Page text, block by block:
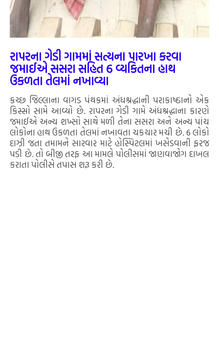
રાપરના ગેડી ગામમાં સત્યના પારખા કરવા
જમાઈએ સસરા સહિત 6 વ્યકિતના હાથ
ઉકળતા તેલમાં નખાવ્યા
કચ્છ જિલ્લાના વાગડ પંથકમાં અંધશ્રદ્ધાની પરાકાષ્ઠાનો એક
કિસ્સો સામે આવ્યો છે. રાપરના ગેડી ગામે અંધશ્રદ્ધાના કારણે
જમાઈએ અન્ય શખ્સો સાથે મળી તેના સસરા અને અન્ય પાંચ
લોકોના હાથ ઉકળતા તેલમાં નખાવતા ચકચાર મચી છે. 6 લોકો
દાઝી જતા તમામને સારવાર માટે હોસ્પિટલમાં ખસેડવાની ફરજ
પડી છે. તો બીજી તરફ આ મામલે પોલીસમાં જાણવાજોગ દાખલ
કરાતા પોલીસે તપાસ શરૂ કરી છે.